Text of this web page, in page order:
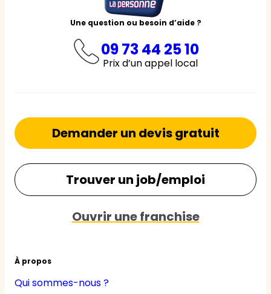
Une question ou besoin d’aide ?
09 73 44 25 10
Prix d’un appel local
À propos
Qui sommes-nous ?
Demander un devis gratuit
Trouver un job/emploi
Ouvrir une franchise